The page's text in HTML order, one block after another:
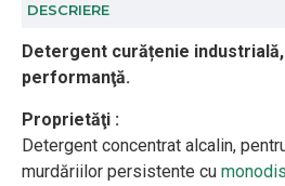
DESCRIERE
Detergent curățenie
performanţă.
Proprietăţi :
Detergent concentrat alcalin,
murdăriilor persistente cu